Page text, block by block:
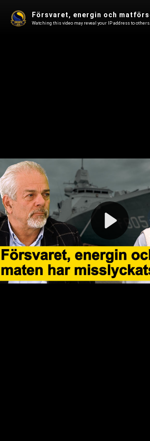
Play
Video
Watching this video may reveal your IP address to others.